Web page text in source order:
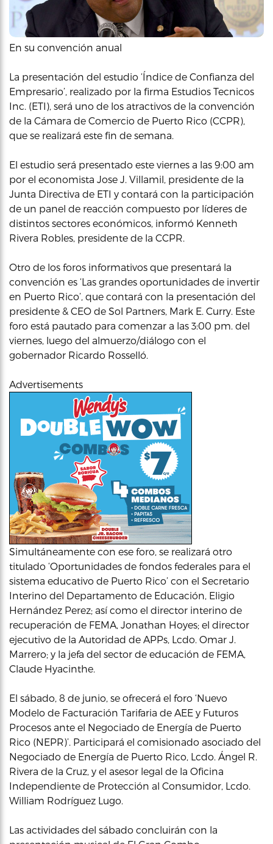
En su convención anual
La presentación del estudio ‘Índice de Confianza del
Empresario’, realizado por la firma Estudios Tecnicos
Inc. (ETI), será uno de los atractivos de la convención
de la Cámara de Comercio de Puerto Rico (CCPR),
que se realizará este fin de semana.
El estudio será presentado este viernes a las 9:00 am
por el economista Jose J. Villamil, presidente de la
Junta Directiva de ETI y contará con la participación
de un panel de reacción compuesto por líderes de
distintos sectores económicos, informó Kenneth
Rivera Robles, presidente de la CCPR.
Otro de los foros informativos que presentará la
convención es ‘Las grandes oportunidades de invertir
en Puerto Rico’, que contará con la presentación del
presidente & CEO de Sol Partners, Mark E. Curry. Este
foro está pautado para comenzar a las 3:00 pm. del
viernes, luego del almuerzo/diálogo con el
gobernador Ricardo Rosselló.
Advertisements
Simultáneamente con ese foro, se realizará otro
titulado ‘Oportunidades de fondos federales para el
sistema educativo de Puerto Rico’ con el Secretario
Interino del Departamento de Educación, Eligio
Hernández Perez; así como el director interino de
recuperación de FEMA, Jonathan Hoyes; el director
ejecutivo de la Autoridad de APPs, Lcdo. Omar J.
Marrero; y la jefa del sector de educación de FEMA,
Claude Hyacinthe.
El sábado, 8 de junio, se ofrecerá el foro ‘Nuevo
Modelo de Facturación Tarifaria de AEE y Futuros
Procesos ante el Negociado de Energía de Puerto
Rico (NEPR)’. Participará el comisionado asociado del
Negociado de Energía de Puerto Rico, Lcdo. Ángel R.
Rivera de la Cruz, y el asesor legal de la Oficina
Independiente de Protección al Consumidor, Lcdo.
William Rodríguez Lugo.
Las actividades del sábado concluirán con la